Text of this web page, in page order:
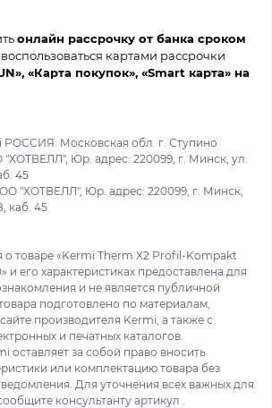
онлайн рассрочку от банка сроком
воспользоваться картами рассрочки
«Карта покупок», «Smart карта» на
РОССИЯ. Московская обл. г. Ступино
Юр. адрес: 220099, г. Минск, ул.
45
"ХОТВЕЛЛ", Юр. адрес: 220099, г. Минск,
каб. 45
товаре «Kermi Therm X2 Profil-Kompakt
и его характеристиках предоставлена для
и не является публичной
подготовлено по материалам,
производителя Kermi, а также с
и печатных каталогов.
оставляет за собой право вносить
или комплектацию товара без
Для уточнения всех важных для
консультанту артикул .